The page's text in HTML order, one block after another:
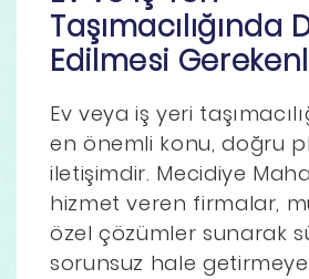
Taşımacılığında
Edilmesi
Ev veya iş yeri
en önemli konu, doğru
iletişimdir. Mecidiye
hizmet veren firmalar,
özel çözümler sunarak
sorunsuz hale getirmeye